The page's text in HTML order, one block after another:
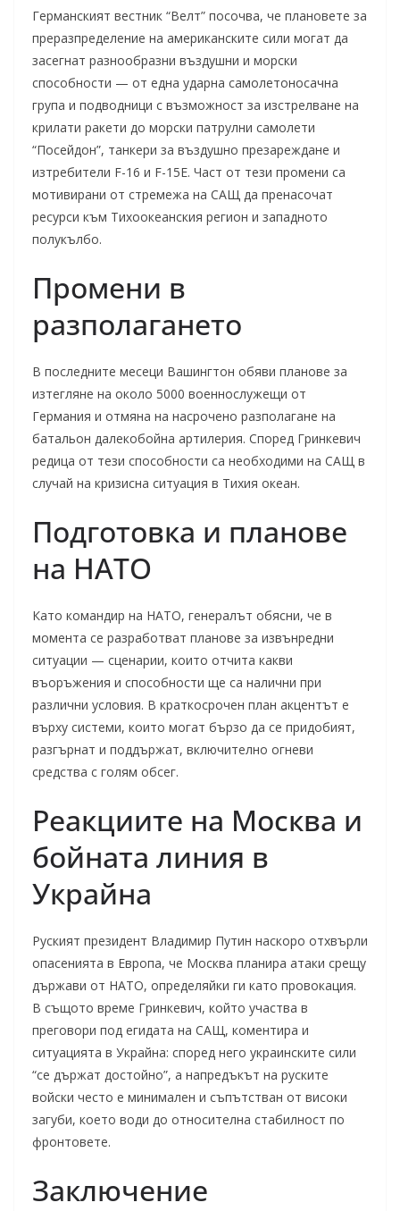
Германският вестник “Велт” посочва, че плановете за
преразпределение на американските сили могат да
засегнат разнообразни въздушни и морски
способности — от една ударна самолетоносачна
група и подводници с възможност за изстрелване на
крилати ракети до морски патрулни самолети
“Посейдон”, танкери за въздушно презареждане и
изтребители F-16 и F-15E. Част от тези промени са
мотивирани от стремежа на САЩ да пренасочат
ресурси към Тихоокеанския регион и западното
полукълбо.
Промени в
разполагането
В последните месеци Вашингтон обяви планове за
изтегляне на около 5000 военнослужещи от
Германия и отмяна на насрочено разполагане на
батальон далекобойна артилерия. Според Гринкевич
редица от тези способности са необходими на САЩ в
случай на кризисна ситуация в Тихия океан.
Подготовка и планове
на НАТО
Като командир на НАТО, генералът обясни, че в
момента се разработват планове за извънредни
ситуации — сценарии, които отчита какви
въоръжения и способности ще са налични при
различни условия. В краткосрочен план акцентът е
върху системи, които могат бързо да се придобият,
разгърнат и поддържат, включително огневи
средства с голям обсег.
Реакциите на Москва и
бойната линия в
Украйна
Руският президент Владимир Путин наскоро отхвърли
опасенията в Европа, че Москва планира атаки срещу
държави от НАТО, определяйки ги като провокация.
В същото време Гринкевич, който участва в
преговори под егидата на САЩ, коментира и
ситуацията в Украйна: според него украинските сили
“се държат достойно”, а напредъкът на руските
войски често е минимален и съпътстван от високи
загуби, което води до относителна стабилност по
фронтовете.
Заключение